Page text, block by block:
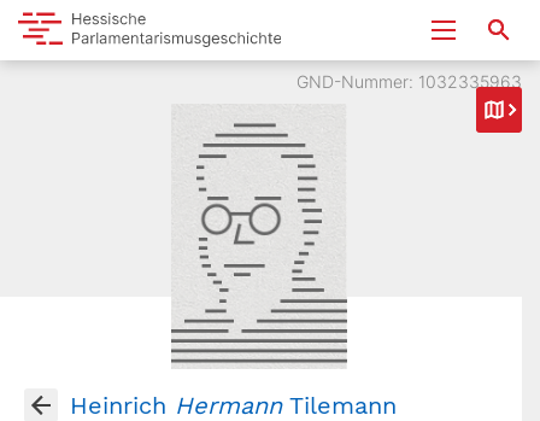
GND-Nummer: 1032335963
Heinrich HermannTilemann